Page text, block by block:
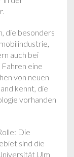
die besonders
auch bei
eine
von neuen
kennt, die
vorhanden
Die
sind die
Ulm